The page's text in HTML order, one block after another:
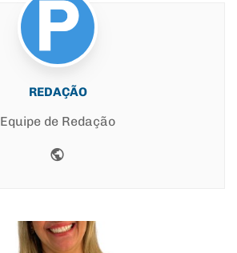
REDAÇÃO
Equipe de Redação